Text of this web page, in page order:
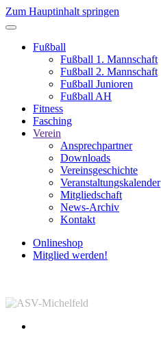
Zum Hauptinhalt springen
Fußball
Fußball 1. Mannschaft
Fußball 2. Mannschaft
Fußball Junioren
Fußball AH
Fitness
Fasching
Verein
Ansprechpartner
Downloads
Vereinsgeschichte
Veranstaltungskalender
Mitgliedschaft
News-Archiv
Kontakt
Onlineshop
Mitglied werden!